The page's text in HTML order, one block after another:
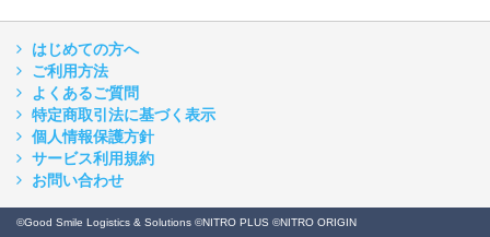
はじめての方へ
ご利用方法
よくあるご質問
特定商取引法に基づく表示
個人情報保護方針
サービス利用規約
お問い合わせ
©Good Smile Logistics & Solutions ©NITRO PLUS ©NITRO ORIGIN